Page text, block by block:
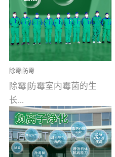
文明的进步，创造了多姿
多彩的家居产品和生活情
调，但也带来了以甲醛为
首的室内...
除霉|防霉
除霉|防霉室内霉菌的生
长...
受温度、湿度、基质养